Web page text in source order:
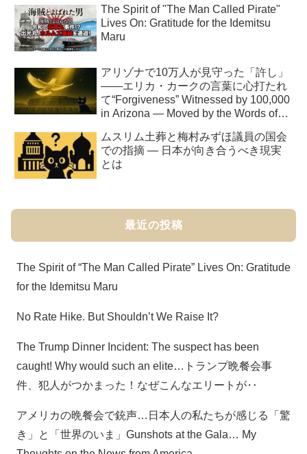
The Spirit of "The Man Called Pirate"
Lives On: Gratitude for the Idemitsu
Maru
アリゾナで10万人が見守った「許し」
――エリカ・カークの言葉に心打たれ
て“Forgiveness” Witnessed by 100,000
in Arizona — Moved by the Words of
ムスリム土葬と梅村みずほ議員の国会
での指摘 ― 日本が向き合うべき現実
とは
最近の投稿
The Spirit of “The Man Called Pirate” Lives On: Gratitude
for the Idemitsu Maru
No Rate Hike. But Shouldn’t We Raise It?
The Trump Dinner Incident: The suspect has been
caught! Why would such an elite…トランプ晩餐会事
件、犯人がつかまった！なぜこんなエリートが‥
アメリカの晩餐会で銃声…日本人の私たちが感じる「驚
き」と「世界のいま」Gunshots at the Gala… My